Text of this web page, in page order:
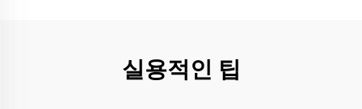
실용적인 팁